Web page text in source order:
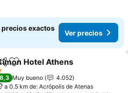
precios exactos
Ver precios
Agregar a favoritos
Hotel Athens
Estrellas
8,3 Muy bueno
4.052
a 0.5 km de: Acrópolis de Atenas